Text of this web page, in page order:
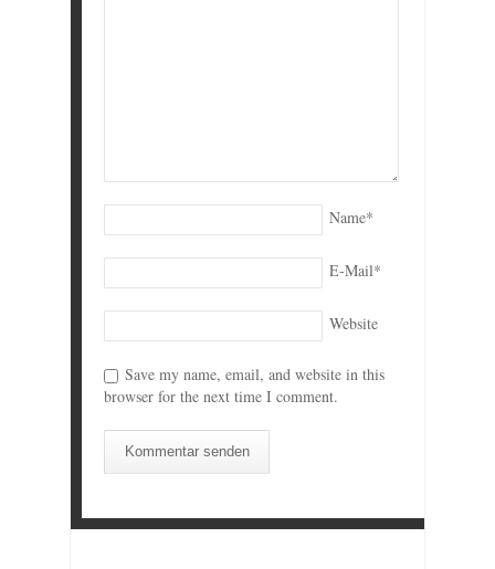
Name*
E-Mail*
Website
Save my name, email, and website in this
browser for the next time I comment.